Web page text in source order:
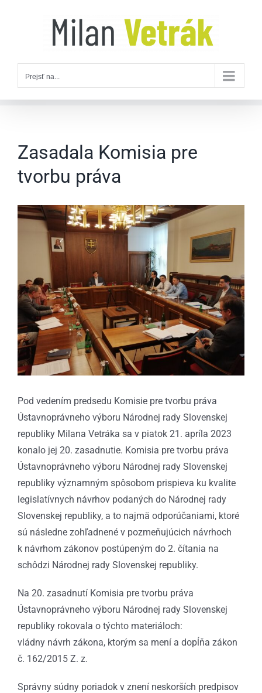
Prejsť na...
Zasadala Komisia pre
tvorbu práva
Zobraziť
obrázok
Pod vedením predsedu Komisie pre tvorbu práva
Ústavnoprávneho výboru Národnej rady Slovenskej
republiky Milana Vetráka sa v piatok 21. apríla 2023
konalo jej 20. zasadnutie. Komisia pre tvorbu práva
Ústavnoprávneho výboru Národnej rady Slovenskej
republiky významným spôsobom prispieva ku kvalite
legislatívnych návrhov podaných do Národnej rady
Slovenskej republiky, a to najmä odporúčaniami, ktoré
sú následne zohľadnené v pozmeňujúcich návrhoch
k návrhom zákonov postúpeným do 2. čítania na
schôdzi Národnej rady Slovenskej republiky.
Na 20. zasadnutí Komisia pre tvorbu práva
Ústavnoprávneho výboru Národnej rady Slovenskej
republiky rokovala o týchto materiáloch:
vládny návrh zákona, ktorým sa mení a dopĺňa zákon
č. 162/2015 Z. z.
Správny súdny poriadok v znení neskorších predpisov